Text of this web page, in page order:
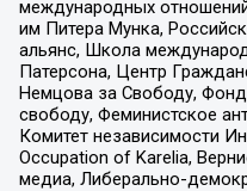
международных
им Питера Мунка,
альянс, Школа
Патерсона, Центр
Немцова за Свободу,
свободу, Феминистское
Комитет независимости
Occupation of Karelia,
медиа, Либерально-